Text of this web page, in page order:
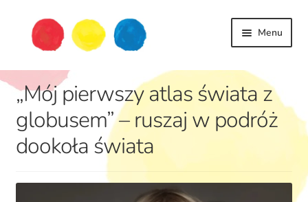
Przejdź
Przejdź
Menu
dziecko
życie
podróże
„Mój pierwszy atlas świata z
globusem” – ruszaj w podróż
dookoła świata